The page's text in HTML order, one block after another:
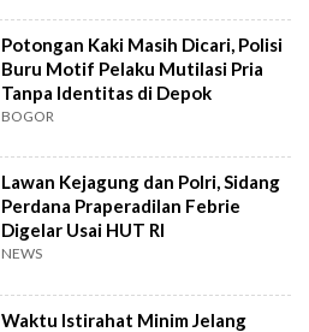
Potongan Kaki Masih Dicari, Polisi
Buru Motif Pelaku Mutilasi Pria
Tanpa Identitas di Depok
BOGOR
Lawan Kejagung dan Polri, Sidang
Perdana Praperadilan Febrie
Digelar Usai HUT RI
NEWS
Waktu Istirahat Minim Jelang